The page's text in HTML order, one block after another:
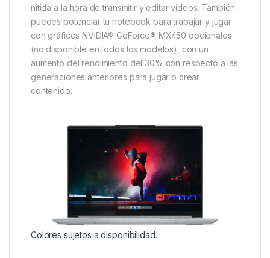
nítida a la hora de transmitir y editar videos. También
puedes potenciar tu notebook para trabajar y jugar
con gráficos NVIDIA® GeForce® MX450 opcionales
(no disponible en todos los modelos), con un
aumento del rendimiento del 30% con respecto a las
generaciones anteriores para jugar o crear
contenido.
Colores sujetos a disponibilidad.